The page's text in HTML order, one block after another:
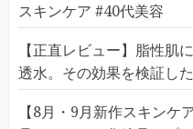
スキンケア #40代美容
【正直レビュー】脂性肌
透水。その効果を検証し
【8月・9月新作スキン